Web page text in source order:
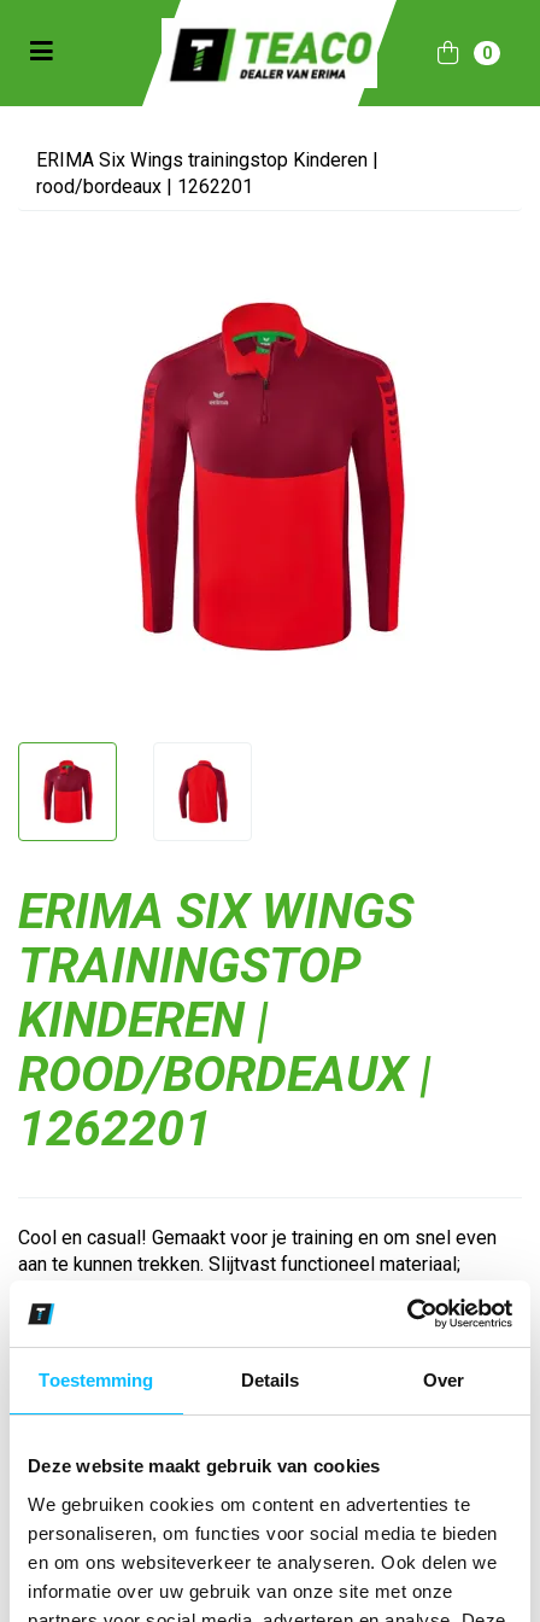
Toestemming Details Over
Deze website maakt gebruik van cookies
We gebruiken cookies om content en advertenties te
personaliseren, om functies voor social media te bieden
en om ons websiteverkeer te analyseren. Ook delen we
informatie over uw gebruik van onze site met onze
(Sportkleding)
(Collecties)
Toggle navigation 0
ERIMA Six Wings trainingstop Kinderen |
rood/bordeaux | 1262201
ERIMA SIX WINGS
TRAININGSTOP
KINDEREN |
ROOD/BORDEAUX |
1262201
Cool en casual! Gemaakt voor je training en om snel even
aan te kunnen trekken. Slijtvast functioneel materiaal;
de onderkant; Erima wing-design op de schouder...
Bekijk andere kleuren
Maat